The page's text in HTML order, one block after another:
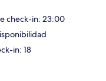
check-in: 23:00
in: 18